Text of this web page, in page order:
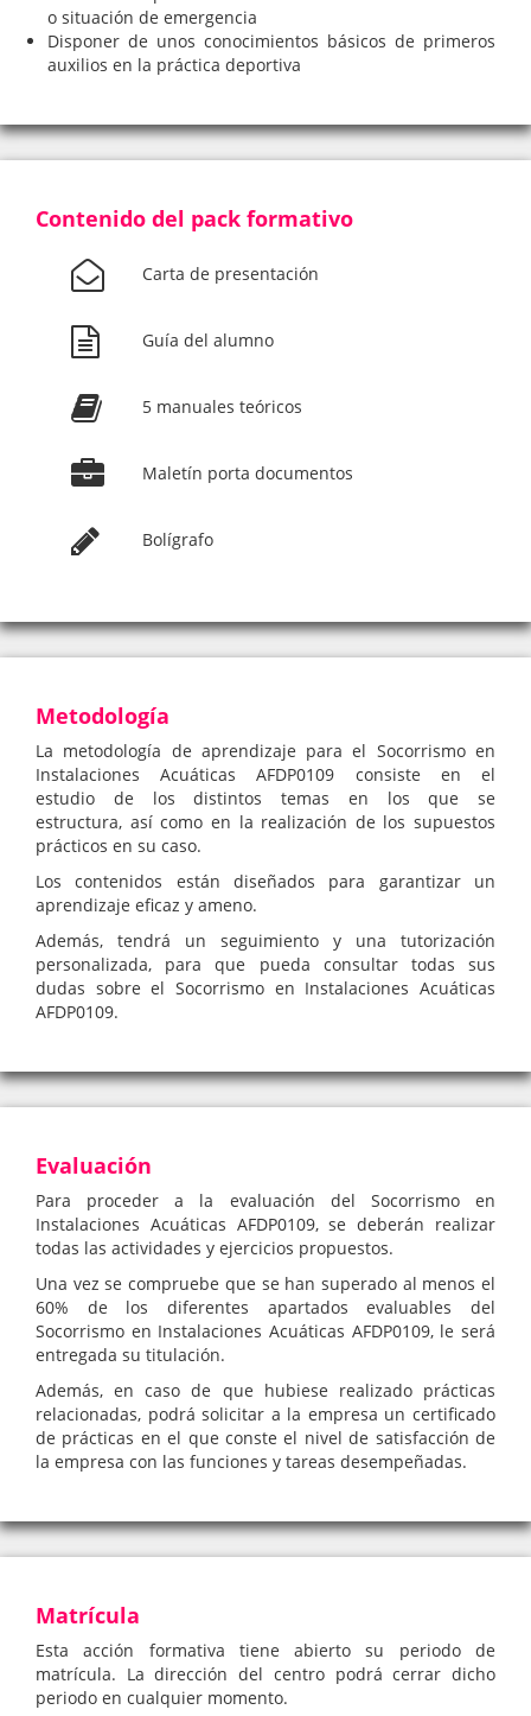
o situación de emergencia
Disponer de unos conocimientos básicos de primeros
auxilios en la práctica deportiva
Contenido del pack formativo
Carta de presentación
Guía del alumno
5 manuales teóricos
Maletín porta documentos
Bolígrafo
Metodología
La metodología de aprendizaje para el Socorrismo en
Instalaciones Acuáticas AFDP0109 consiste en el
estudio de los distintos temas en los que se
estructura, así como en la realización de los supuestos
prácticos en su caso.
Los contenidos están diseñados para garantizar un
aprendizaje eficaz y ameno.
Además, tendrá un seguimiento y una tutorización
personalizada, para que pueda consultar todas sus
dudas sobre el Socorrismo en Instalaciones Acuáticas
AFDP0109.
Evaluación
Para proceder a la evaluación del Socorrismo en
Instalaciones Acuáticas AFDP0109, se deberán realizar
todas las actividades y ejercicios propuestos.
Una vez se compruebe que se han superado al menos el
60% de los diferentes apartados evaluables del
Socorrismo en Instalaciones Acuáticas AFDP0109, le será
entregada su titulación.
Además, en caso de que hubiese realizado prácticas
relacionadas, podrá solicitar a la empresa un certificado
de prácticas en el que conste el nivel de satisfacción de
la empresa con las funciones y tareas desempeñadas.
Matrícula
Esta acción formativa tiene abierto su periodo de
matrícula. La dirección del centro podrá cerrar dicho
periodo en cualquier momento.